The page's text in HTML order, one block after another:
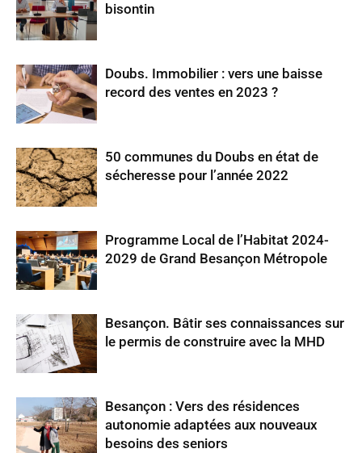
bisontin
Doubs. Immobilier : vers une baisse
record des ventes en 2023 ?
50 communes du Doubs en état de
sécheresse pour l’année 2022
Programme Local de l’Habitat 2024-
2029 de Grand Besançon Métropole
Besançon. Bâtir ses connaissances sur
le permis de construire avec la MHD
Besançon : Vers des résidences
autonomie adaptées aux nouveaux
besoins des seniors